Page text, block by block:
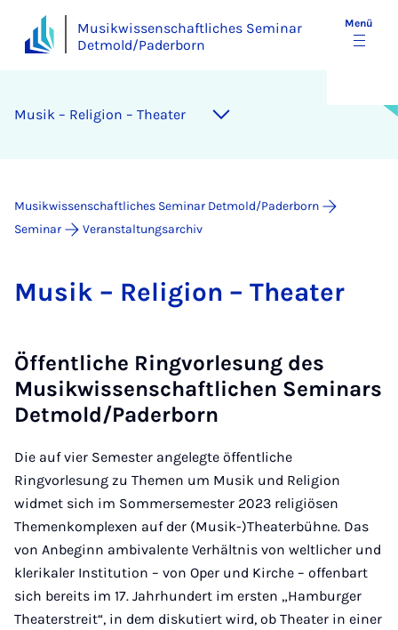
Musikwissenschaftliches Seminar
Detmold/Paderborn
Menü
Mu­sik – Re­li­gi­on – The­a­ter
Musikwissenschaftliches Seminar Detmold/Paderborn
Seminar
Veranstaltungsarchiv
Mu­sik – Re­li­gi­on – The­a­ter
Öffentliche Ringvorlesung des
Musikwissenschaftlichen Seminars
Detmold/Paderborn
Die auf vier Semester angelegte öffentliche
Ringvorlesung zu Themen um Musik und Religion
widmet sich im Sommersemester 2023 religiösen
Themenkomplexen auf der (Musik-)Theaterbühne. Das
von Anbeginn ambivalente Verhältnis von weltlicher und
klerikaler Institution – von Oper und Kirche – offenbart
sich bereits im 17. Jahrhundert im ersten „Hamburger
Theaterstreit“, in dem diskutiert wird, ob Theater in einer